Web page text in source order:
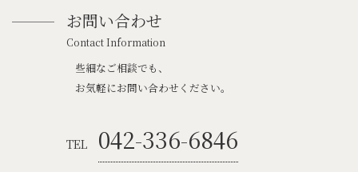
お問い合わせ
Contact Information
些細なご相談でも、
お気軽にお問い合わせください。
TEL 042-336-6846